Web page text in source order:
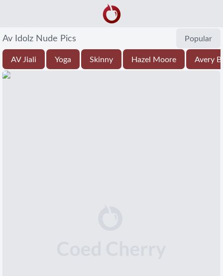
Av Idolz Nude Pics Popular
AV Jiali Yoga Skinny Hazel Moore Avery